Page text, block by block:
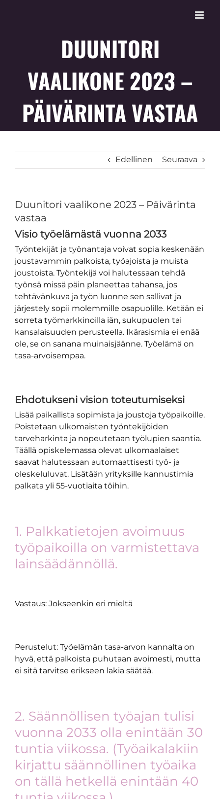
DUUNITORI
VAALIKONE 2023 –
PÄIVÄRINTA VASTAA
Edellinen Seuraava
Duunitori vaalikone 2023 – Päivärinta
vastaa
Visio työelämästä vuonna 2033
Työntekijät ja työnantaja voivat sopia keskenään
joustavammin palkoista, työajoista ja muista
joustoista. Työntekijä voi halutessaan tehdä
työnsä missä päin planeettaa tahansa, jos
tehtävänkuva ja työn luonne sen sallivat ja
järjestely sopii molemmille osapuolille. Ketään ei
sorreta työmarkkinoilla iän, sukupuolen tai
kansalaisuuden perusteella. Ikärasismia ei enää
ole, se on sanana muinaisjäänne. Työelämä on
tasa-arvoisempaa.
Ehdotukseni vision toteutumiseksi
Lisää paikallista sopimista ja joustoja työpaikoille.
Poistetaan ulkomaisten työntekijöiden
tarveharkinta ja nopeutetaan työlupien saantia.
Täällä opiskelemassa olevat ulkomaalaiset
saavat halutessaan automaattisesti työ- ja
oleskeluluvat. Lisätään yrityksille kannustimia
palkata yli 55-vuotiaita töihin.
1. Palkkatietojen avoimuus
työpaikoilla on varmistettava
lainsäädännöllä.
Vastaus: Jokseenkin eri mieltä
Perustelut: Työelämän tasa-arvon kannalta on
hyvä, että palkoista puhutaan avoimesti, mutta
ei sitä tarvitse erikseen lakia säätää.
2. Säännöllisen työajan tulisi
vuonna 2033 olla enintään 30
tuntia viikossa. (Työaikalakiin
kirjattu säännöllinen työaika
on tällä hetkellä enintään 40